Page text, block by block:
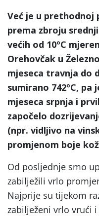
Već je u prethodnoj
prema zbroju
većih od 10ºC
Orehovčak u
mjeseca travnja do
sumirano 742ºC, pa
mjeseca srpnja i
započelo
(npr. vidljivo na
promjenom boje
Od posljednje smo
zabilježili vrlo
Najprije su tijekom
zabilježeni vrlo vrući